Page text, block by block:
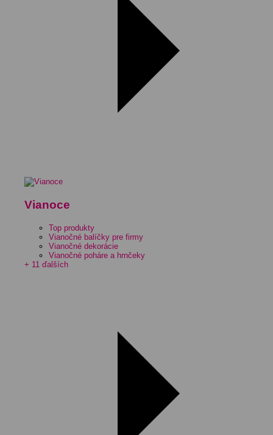
Vianoce
Top produkty
Vianočné balíčky pre firmy
Vianočné dekorácie
Vianočné poháre a hrnčeky
+ 11 ďalších